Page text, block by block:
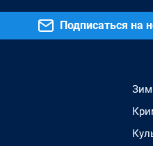
Подписаться на